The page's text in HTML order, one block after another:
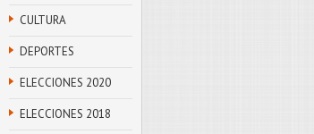
CULTURA
DEPORTES
ELECCIONES 2020
ELECCIONES 2018